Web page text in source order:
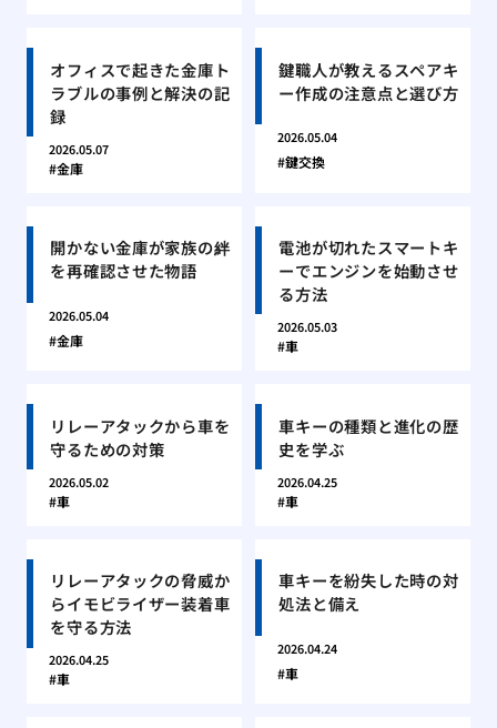
オフィスで起きた金庫ト
ラブルの事例と解決の記
録
2026.05.07
金庫
鍵職人が教えるスペアキ
ー作成の注意点と選び方
2026.05.04
鍵交換
開かない金庫が家族の絆
を再確認させた物語
2026.05.04
金庫
電池が切れたスマートキ
ーでエンジンを始動させ
る方法
2026.05.03
車
リレーアタックから車を
守るための対策
2026.05.02
車
車キーの種類と進化の歴
史を学ぶ
2026.04.25
車
リレーアタックの脅威か
らイモビライザー装着車
を守る方法
2026.04.25
車
車キーを紛失した時の対
処法と備え
2026.04.24
車